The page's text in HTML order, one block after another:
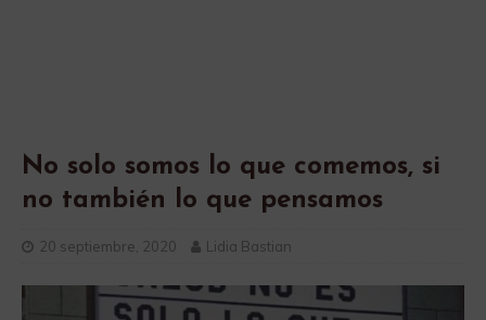
No solo somos lo que comemos, si
no también lo que pensamos
20 septiembre, 2020 Lidia Bastian